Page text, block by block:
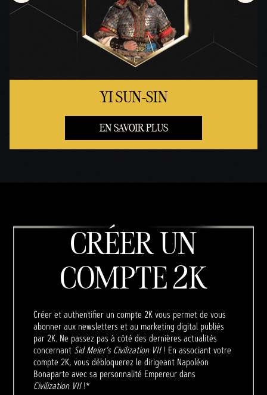
YI SUN-SIN
EN SAVOIR PLUS
CRÉER UN
COMPTE 2K
Créer et authentifier un compte 2K vous permet de vous
abonner aux newsletters et au marketing digital publiés
par 2K. Ne passez pas à côté des dernières actualités
concernant Sid Meier’s Civilization VII! En associant votre
compte 2K, vous débloquerez le dirigeant Napoléon
Bonaparte avec sa personnalité Empereur dans
Civilization VII!*